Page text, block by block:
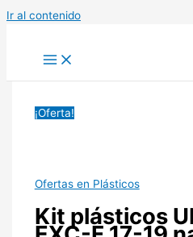
Ir al contenido
¡Oferta!
Ofertas en Plásticos
Kit plásticos